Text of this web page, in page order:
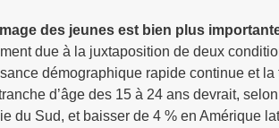
des jeunes est bien plus
due à la juxtaposition de deux
démographique rapide continue et
d’âge des 15 à 24 ans devrait,
du Sud, et baisser de 4 % en Amérique